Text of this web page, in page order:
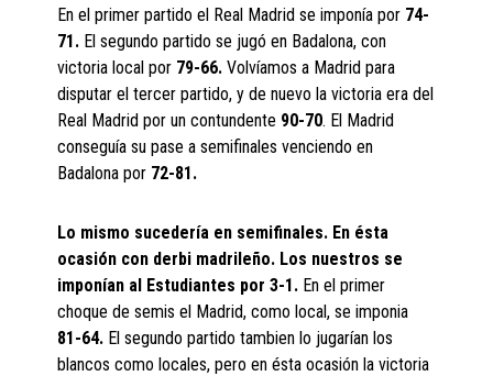
En el primer partido el Real Madrid se imponía por 74-
71. El segundo partido se jugó en Badalona, con
victoria local por 79-66. Volvíamos a Madrid para
disputar el tercer partido, y de nuevo la victoria era del
Real Madrid por un contundente 90-70. El Madrid
conseguía su pase a semifinales venciendo en
Badalona por 72-81.
Lo mismo sucedería en semifinales. En ésta
ocasión con derbi madrileño. Los nuestros se
imponían al Estudiantes por 3-1. En el primer
choque de semis el Madrid, como local, se imponia
81-64. El segundo partido tambien lo jugarían los
blancos como locales, pero en ésta ocasión la victoria